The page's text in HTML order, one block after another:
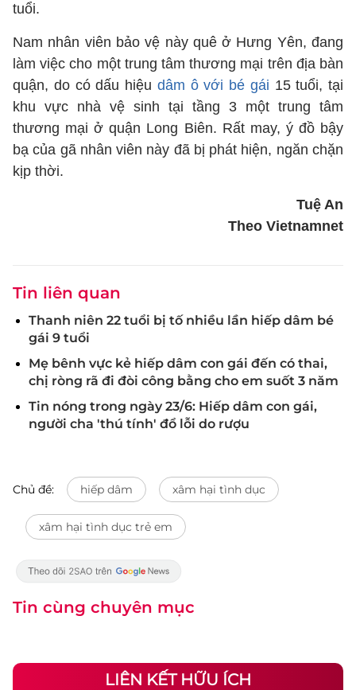
tuổi.
Nam nhân viên bảo vệ này quê ở Hưng Yên, đang
làm việc cho một trung tâm thương mại trên địa bàn
quận, do có dấu hiệu dâm ô với bé gái 15 tuổi, tại
khu vực nhà vệ sinh tại tầng 3 một trung tâm
thương mại ở quận Long Biên. Rất may, ý đồ bậy
bạ của gã nhân viên này đã bị phát hiện, ngăn chặn
kịp thời.
Tuệ An
Theo Vietnamnet
Tin liên quan
Thanh niên 22 tuổi bị tố nhiều lần hiếp dâm bé
gái 9 tuổi
Mẹ bênh vực kẻ hiếp dâm con gái đến có thai,
chị ròng rã đi đòi công bằng cho em suốt 3 năm
Tin nóng trong ngày 23/6: Hiếp dâm con gái,
người cha 'thú tính' đổ lỗi do rượu
Chủ đề: hiếp dâm xâm hại tình dục
xâm hại tình dục trẻ em
Tin cùng chuyên mục
LIÊN KẾT HỮU ÍCH